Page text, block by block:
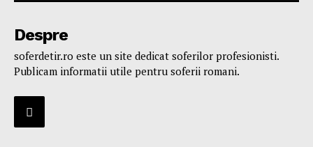
Despre
soferdetir.ro este un site dedicat soferilor profesionisti.
Publicam informatii utile pentru soferii romani.